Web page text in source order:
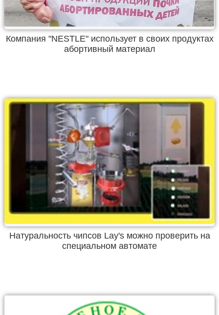
Компания "NESTLE" использует в своих продуктах
абортивный материал
Натуральность чипсов Lay's можно проверить на
специальном автомате